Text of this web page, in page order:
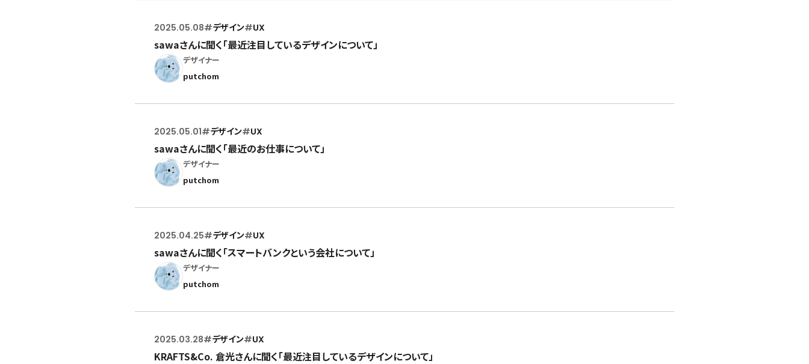
2025.05.08#デザイン#UX
sawaさんに聞く「最近注目しているデザインについて」
デザイナー
putchom
2025.05.01#デザイン#UX
sawaさんに聞く「最近のお仕事について」
デザイナー
putchom
2025.04.25#デザイン#UX
sawaさんに聞く「スマートバンクという会社について」
デザイナー
putchom
2025.03.28#デザイン#UX
KRAFTS&Co. 倉光さんに聞く「最近注目しているデザインについて」